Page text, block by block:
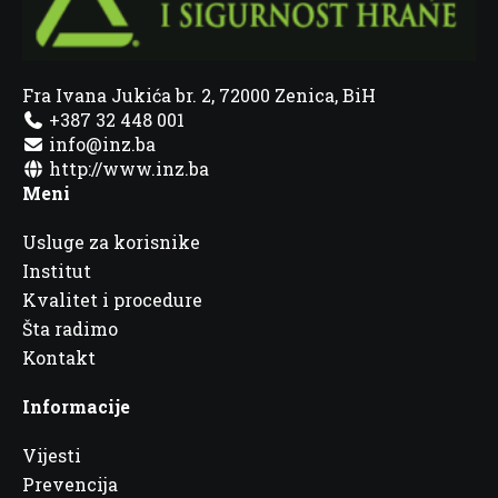
Fra Ivana Jukića br. 2, 72000 Zenica, BiH
+387 32 448 001
info@inz.ba
http://www.inz.ba
Meni
Usluge za korisnike
Institut
Kvalitet i procedure
Šta radimo
Kontakt
Informacije
Vijesti
Prevencija